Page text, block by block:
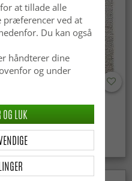
Uldtæppe - Avafors Wool
Bubble (natural)
kr.719
at tillade alle
præferencer ved at
Du kan også
håndterer dine
og under
OG LUK